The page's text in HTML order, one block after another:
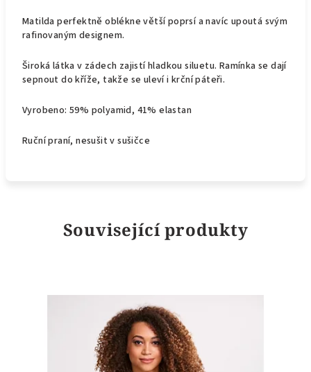
Matilda perfektně oblékne větší poprsí a navíc upoutá svým
rafinovaným designem.
Široká látka v zádech zajistí hladkou siluetu. Ramínka se dají
sepnout do kříže, takže se uleví i krční páteři.
Vyrobeno:59% polyamid, 41% elastan
Ruční praní, nesušit v sušičce
Související produkty